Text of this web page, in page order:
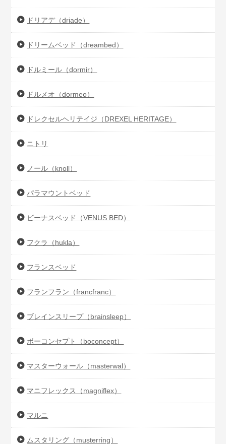
ドリアデ（driade）
ドリームベッド（dreambed）
ドルミール（dormir）
ドルメオ（dormeo）
ドレクセルヘリテイジ（DREXEL HERITAGE）
ニトリ
ノール（knoll）
パラマウントベッド
ビーナスベッド（VENUS BED）
フクラ（hukla）
フランスベッド
フランフラン（francfranc）
ブレインスリープ（brainsleep）
ボーコンセプト（boconcept）
マスターウォール（masterwal）
マニフレックス（magniflex）
マルニ
ムスタリング（musterring）